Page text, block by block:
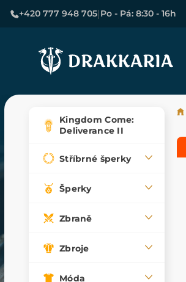
+420 777 948 705|Po - Pá: 8:30 - 16h
Kingdom Come:
Deliverance II
Stříbrné šperky
Šperky
Zbraně
Zbroje
Móda